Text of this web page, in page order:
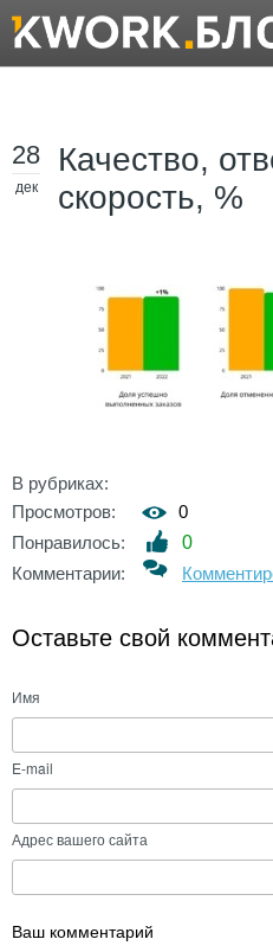
28
дек
Качество,
скорость, %
В рубриках:
Просмотров:
0
Понравилось:
0
Комментарии:
Оставьте свой
Имя
E-mail
Адрес вашего сайта
Ваш комментарий